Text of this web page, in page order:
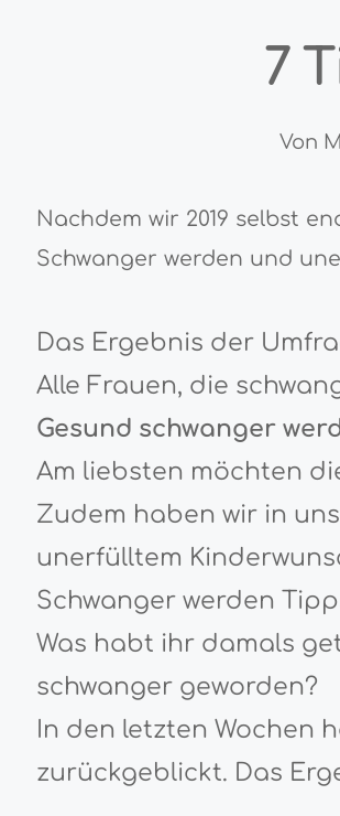
7
Von
Nachdem wir 2019 selbst
Schwanger werden und
Das Ergebnis der
Alle Frauen, die
Gesund schwanger
Am liebsten möchten
Zudem haben wir in
unerfülltem
Schwanger werden
Was habt ihr damals
schwanger geworden?
In den letzten Wochen
zurückgeblickt. Das